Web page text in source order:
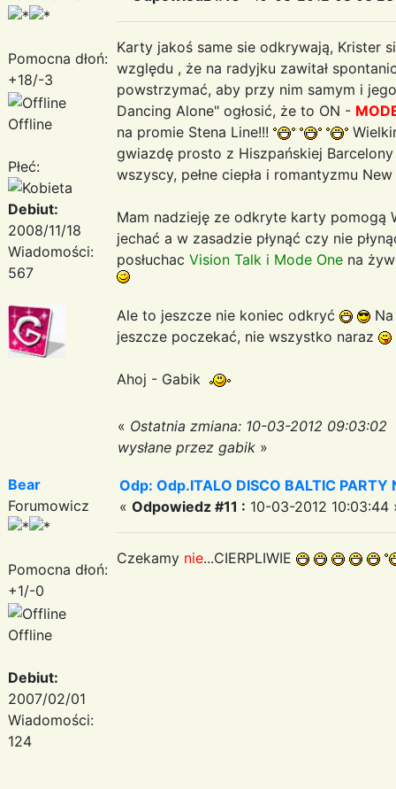
Pomocna dłoń:
+18/-3
Offline
Płeć:
Debiut:
2008/11/18
Wiadomości:
567
Karty jakoś same sie odkrywają, Krister
względu , że na radyjku zawitał
powstrzymać, aby przy nim samym i
Dancing Alone" ogłosić, że to ON -
na promie Stena Line!!!
gwiazdę prosto z Hiszpańskiej
wszyscy, pełne ciepła i romantyzmu
Mam nadzieję ze odkryte karty pomogą
jechać a w zasadzie płynąć czy nie
posłuchac Vision Talk i Mode One na
Ale to jeszcze nie koniec odkryć
jeszcze poczekać, nie wszystko naraz
Ahoj - Gabik
« Ostatnia zmiana: 10-03-2012 09:03:02
wysłane przez gabik »
Bear
Forumowicz
Pomocna dłoń:
+1/-0
Offline
Debiut:
2007/02/01
Wiadomości:
124
Odp: Odp.ITALO DISCO BALTIC PARTY
« Odpowiedz #11 : 10-03-2012 10:03:44
Czekamy nie...CIERPLIWIE